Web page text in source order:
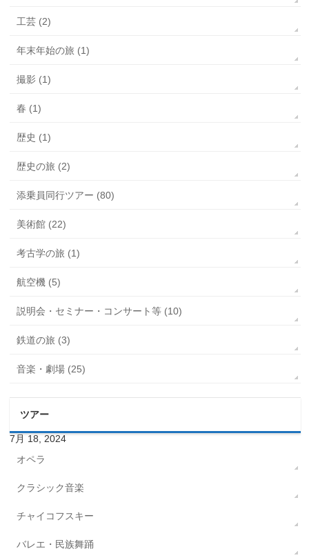
工芸 (2)
年末年始の旅 (1)
撮影 (1)
春 (1)
歴史 (1)
歴史の旅 (2)
添乗員同行ツアー (80)
美術館 (22)
考古学の旅 (1)
航空機 (5)
説明会・セミナー・コンサート等 (10)
鉄道の旅 (3)
音楽・劇場 (25)
ツアー
7月 18, 2024
オペラ
クラシック音楽
チャイコフスキー
バレエ・民族舞踊